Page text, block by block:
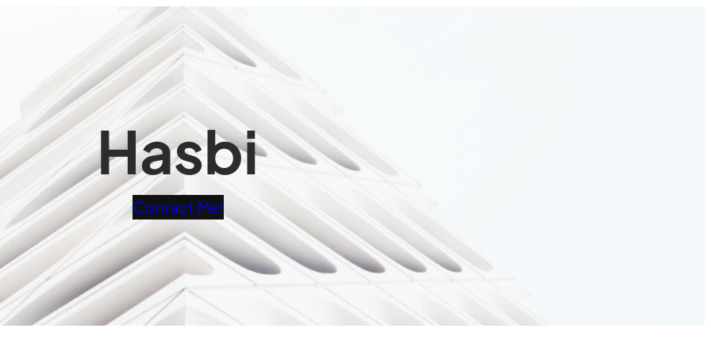
Hasbi
Contact Me!